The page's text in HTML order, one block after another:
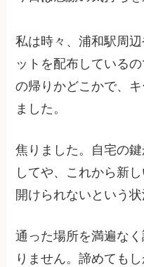
私は時々、浦和駅周
ットを配布している
の帰りかどこかで、
ました。
焦りました。自宅の
してや、これから新
開けられないという状
通った場所を満遍な
りません。諦めても